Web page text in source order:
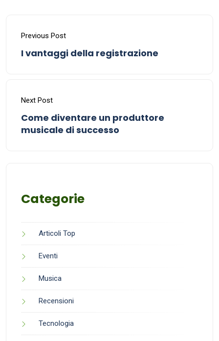
Previous Post
I vantaggi della registrazione
Next Post
Come diventare un produttore
musicale di successo
Categorie
Articoli Top
Eventi
Musica
Recensioni
Tecnologia